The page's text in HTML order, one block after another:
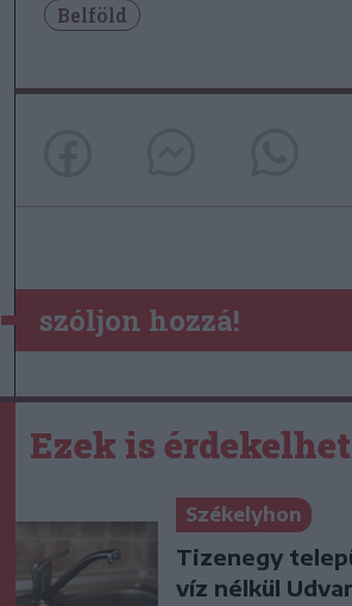
Belföld
szóljon hozzá!
Ezek is
Székelyhon
Tizenegy
víz nélkül